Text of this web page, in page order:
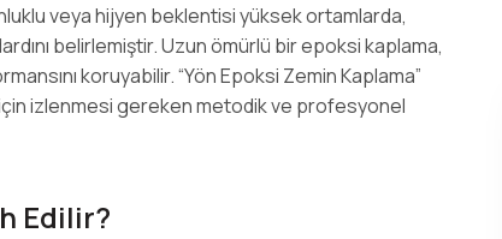
veya hijyen beklentisi yüksek ortamlarda,
belirlemiştir. Uzun ömürlü bir epoksi kaplama,
koruyabilir. “Yön Epoksi Zemin Kaplama”
izlenmesi gereken metodik ve profesyonel
Edilir?